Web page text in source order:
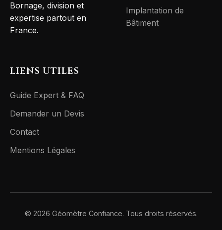
Bornage, division et
expertise partout en
France.
Implantation de
Bâtiment
LIENS UTILES
Guide Expert & FAQ
Demander un Devis
Contact
Mentions Légales
© 2026 Géomètre Confiance. Tous droits réservés.